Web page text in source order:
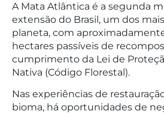
A Mata Atlântica é a segunda
extensão do Brasil, um dos
planeta, com
hectares passíveis de
cumprimento da Lei de
Nativa (Código Florestal).
Nas experiências de
bioma, há oportunidades de